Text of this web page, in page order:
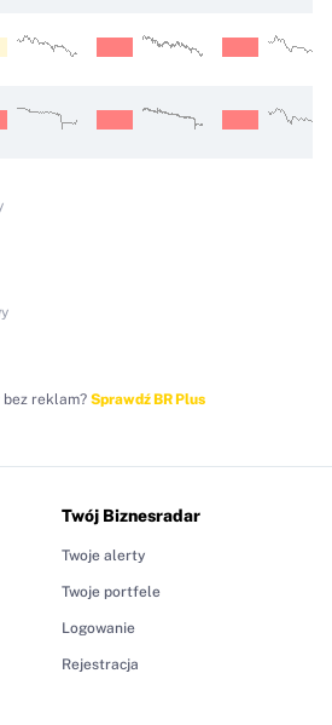
bez reklam? Sprawdź BR Plus
Twój Biznesradar
Twoje alerty
Twoje portfele
Logowanie
Rejestracja